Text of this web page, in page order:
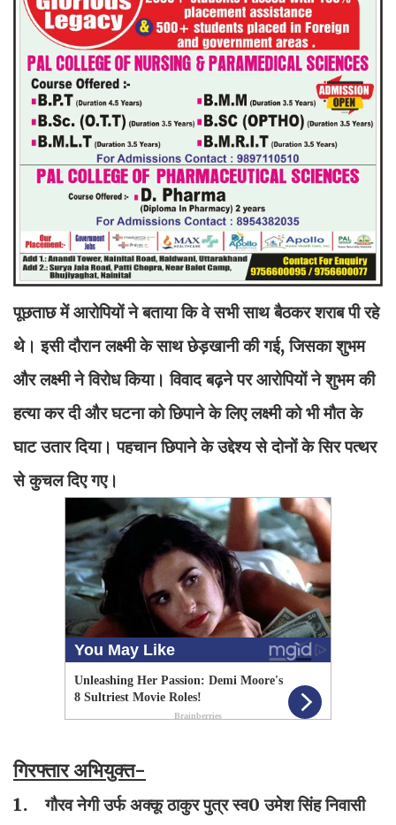
पूछताछ में आरोपियों ने बताया कि वे सभी साथ बैठकर शराब पी रहे
थे। इसी दौरान लक्ष्मी के साथ छेड़खानी की गई, जिसका शुभम
और लक्ष्मी ने विरोध किया। विवाद बढ़ने पर आरोपियों ने शुभम की
हत्या कर दी और घटना को छिपाने के लिए लक्ष्मी को भी मौत के
घाट उतार दिया। पहचान छिपाने के उद्देश्य से दोनों के सिर पत्थर
से कुचल दिए गए।
गिरफ्तार अभियुक्त-
1. गौरव नेगी उर्फ अक्कू ठाकुर पुत्र स्व0 उमेश सिंह निवासी